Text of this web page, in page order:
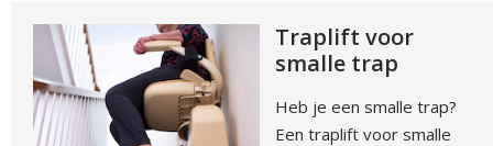
Traplift voor
smalle trap
Heb je een smalle trap?
Een traplift voor smalle